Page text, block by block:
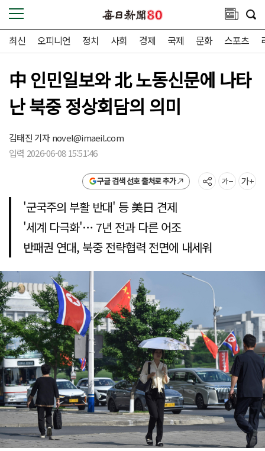
최신 오피니언 정치 사회 경제 국제 문화 스포츠
中 인민일보와 北 노동신문에 나타
난 북중 정상회담의 의미
김태진 기자novel@imaeil.com
입력 2026-06-08 15:51:46
구글 검색 선호 출처로 추가
'군국주의 부활 반대' 등 美日 견제
'세계 다극화'… 7년 전과 다른 어조
반패권 연대, 북중 전략협력 전면에 내세워